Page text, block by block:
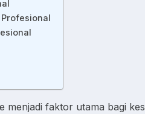
menjadi faktor utama bagi